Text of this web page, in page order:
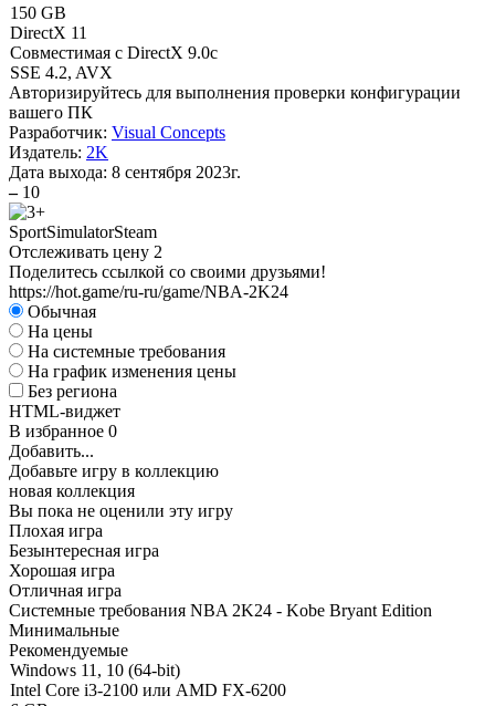
150 GB
DirectX 11
Совместимая с DirectX 9.0c
SSE 4.2, AVX
Авторизируйтесь для выполнения проверки конфигурации
вашего ПК
Разработчик: Visual Concepts
Издатель: 2K
Дата выхода: 8 сентября 2023г.
– 10
SportSimulatorSteam
Отслеживать цену 2
Поделитесь ссылкой со своими друзьями!
https://hot.game/ru-ru/game/NBA-2K24
Обычная
На цены
На системные требования
На график изменения цены
Без региона
HTML-виджет
В избранное 0
Добавить...
Добавьте игру в коллекцию
новая коллекция
Вы пока не оценили эту игру
Плохая игра
Безынтересная игра
Хорошая игра
Отличная игра
Системные требования NBA 2K24 - Kobe Bryant Edition
Минимальные
Рекомендуемые
Windows 11, 10 (64-bit)
Intel Core i3-2100 или AMD FX-6200